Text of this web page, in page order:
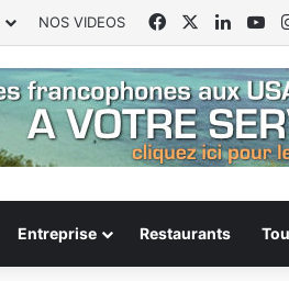
NOS VIDEOS Facebook
Entreprise Restaurants